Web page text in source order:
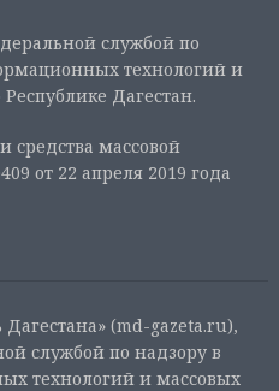
службой по
технологий и
Дагестан.
средства массовой
от 22 апреля 2019 года
(md-gazeta.ru),
службой по надзору в
технологий и массовых